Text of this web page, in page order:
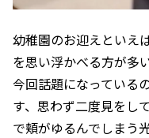
幼稚園のお迎えといえ
を思い浮かべる方が多
今回話題になっている
す、思わず二度見をし
で頬がゆるんでしまう